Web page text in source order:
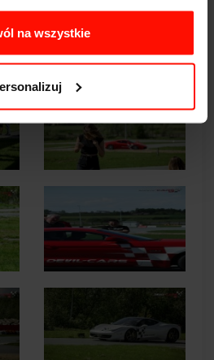
na wszystkie